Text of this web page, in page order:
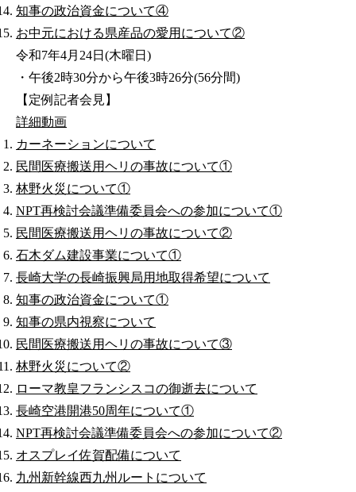
知事の政治資金について④
お中元における県産品の愛用について②
令和7年4月24日(木曜日)
・午後2時30分から午後3時26分(56分間)
【定例記者会見】
詳細動画
カーネーションについて
民間医療搬送用ヘリの事故について①
林野火災について①
NPT再検討会議準備委員会への参加について①
民間医療搬送用ヘリの事故について②
石木ダム建設事業について①
長崎大学の長崎振興局用地取得希望について
知事の政治資金について①
知事の県内視察について
民間医療搬送用ヘリの事故について③
林野火災について②
ローマ教皇フランシスコの御逝去について
長崎空港開港50周年について①
NPT再検討会議準備委員会への参加について②
オスプレイ佐賀配備について
九州新幹線西九州ルートについて